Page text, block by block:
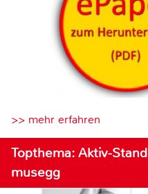
>> mehr erfahren
Topthema: Aktiv-
musegg